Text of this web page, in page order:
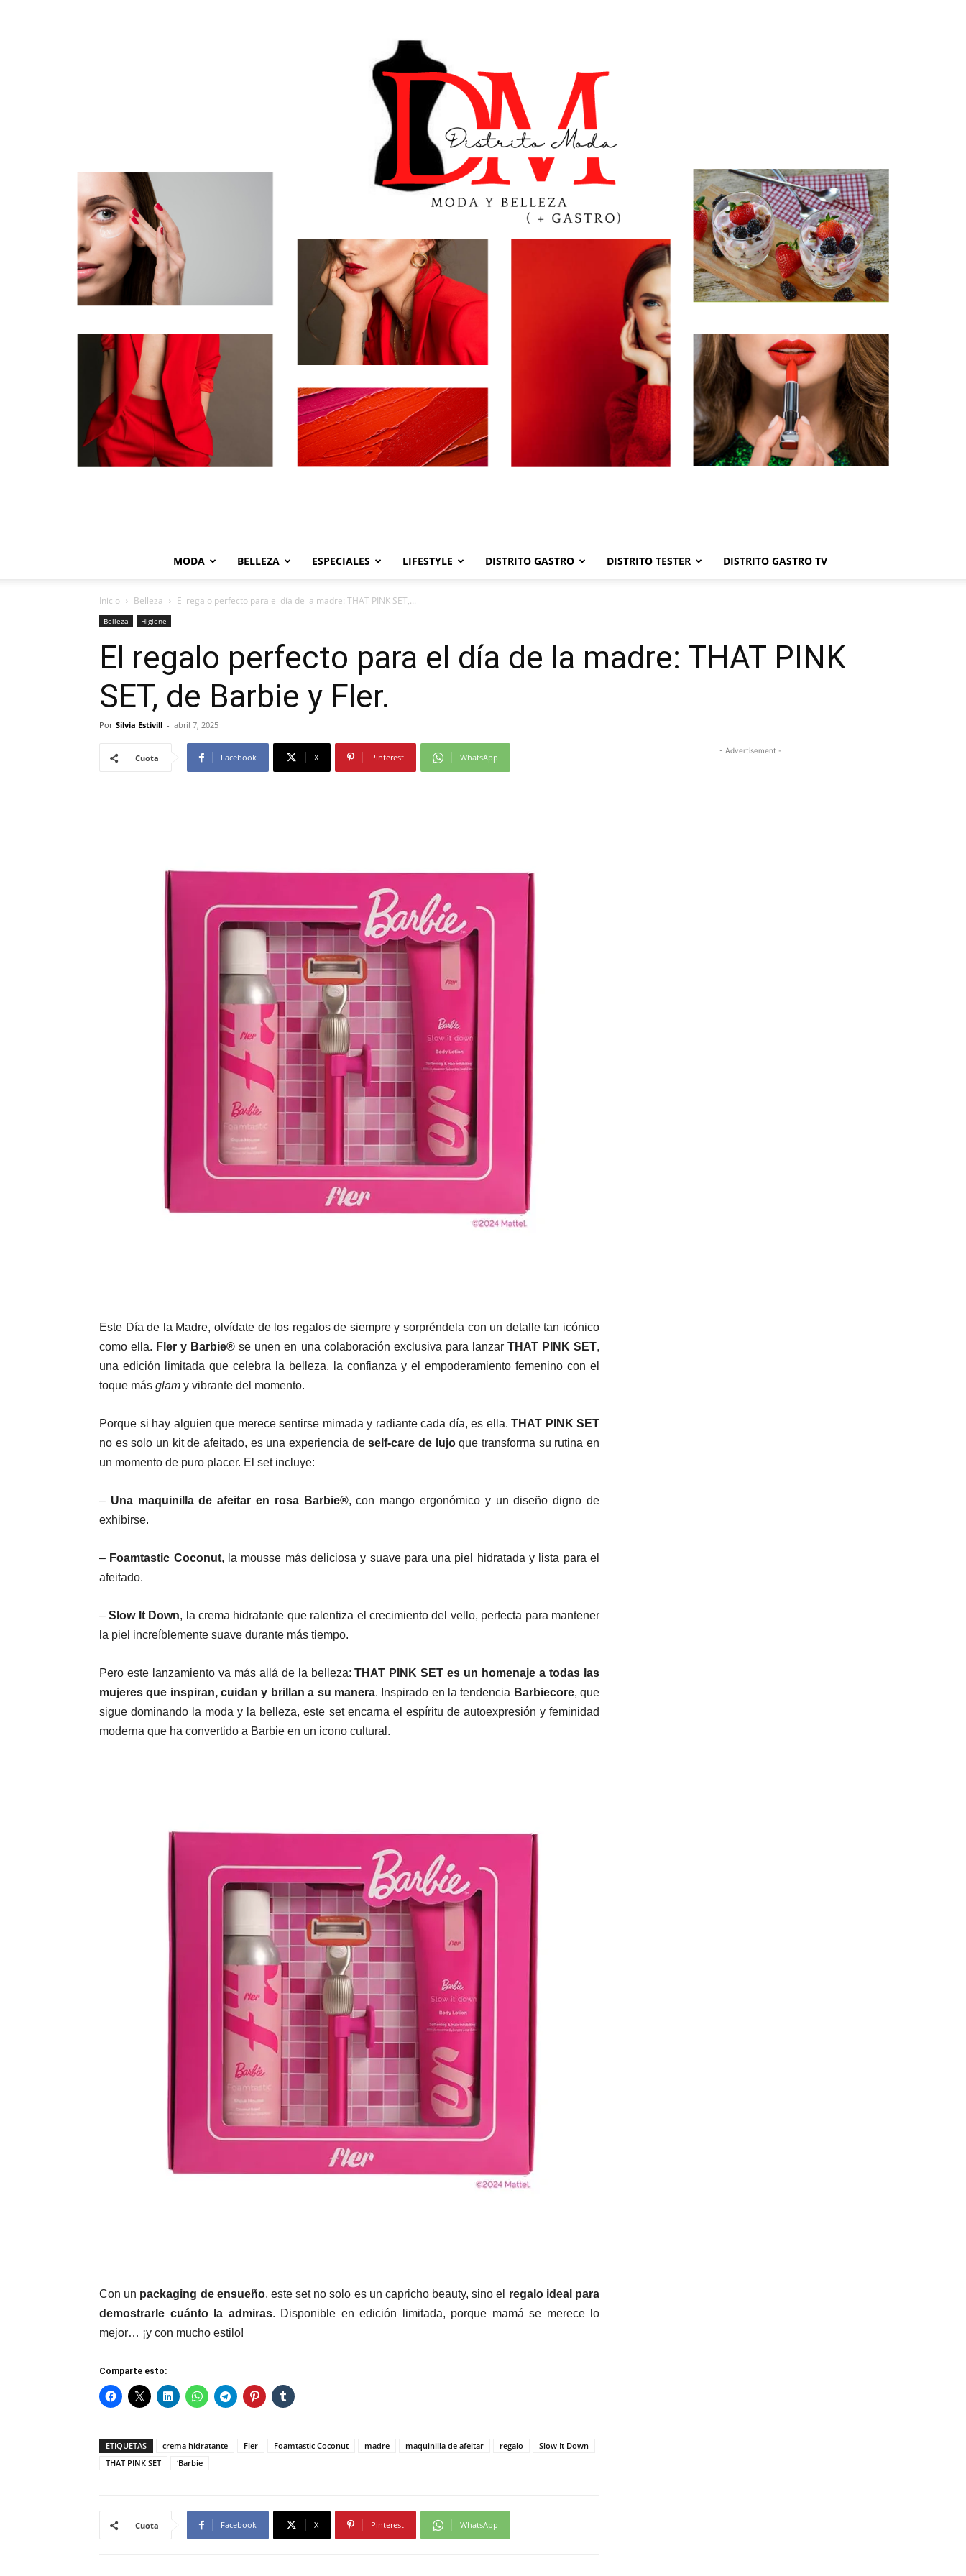
Gastro
MODA BELLEZA ESPECIALES LIFESTYLE DISTRITO GASTRO DISTRITO TESTER DISTRITO GASTRO TV
Inicio Belleza El regalo perfecto para el día de la madre: THAT PINK SET,...
Belleza Higiene
El regalo perfecto para el día de la madre: THAT PINK
SET, de Barbie y Fler.
Por Sílvia Estivill - abril 7, 2025
Cuota Facebook X Pinterest WhatsApp
Este Día de la Madre, olvídate de los regalos de siempre y sorpréndela con un detalle tan icónico
como ella. Fler y Barbie® se unen en una colaboración exclusiva para lanzar THAT PINK SET,
una edición limitada que celebra la belleza, la confianza y el empoderamiento femenino con el
toque más glam y vibrante del momento.
Porque si hay alguien que merece sentirse mimada y radiante cada día, es ella. THAT PINK SET
no es solo un kit de afeitado, es una experiencia deself-care de lujoque transforma su rutina en
un momento de puro placer. El set incluye:
– Una maquinilla de afeitar en rosa Barbie®, con mango ergonómico y un diseño digno de
exhibirse.
– Foamtastic Coconut, la mousse más deliciosa y suave para una piel hidratada y lista para el
afeitado.
–Slow It Down, la crema hidratante que ralentiza el crecimiento del vello, perfecta para mantener
la piel increíblemente suave durante más tiempo.
Pero este lanzamiento va más allá de la belleza:THAT PINK SET es un homenaje a todas las
mujeres que inspiran, cuidan y brillan a su manera. Inspirado en la tendencia Barbiecore, que
sigue dominando la moda y la belleza, este set encarna el espíritu de autoexpresión y feminidad
moderna que ha convertido a Barbie en un icono cultural.
Con un packaging de ensueño, este set no solo es un capricho beauty, sino el regalo ideal para
demostrarle cuánto la admiras. Disponible en edición limitada, porque mamá se merece lo
mejor… ¡y con mucho estilo!
Comparte esto:
ETIQUETAS crema hidratante Fler Foamtastic Coconut madre maquinilla de afeitar regalo
Slow It Down
THAT PINK SET
‘Barbie
Cuota Facebook X Pinterest WhatsApp
- Advertisement -